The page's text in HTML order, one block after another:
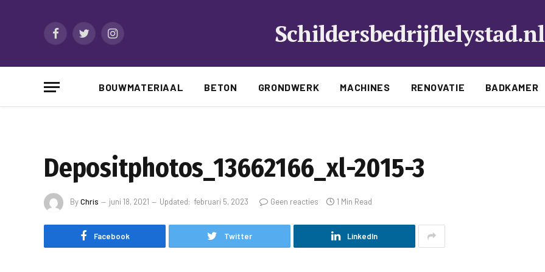
FacebookTwitterInstagram Schildersbedrijflelystad.nl
BOUWMATERIAAL BETON GRONDWERK MACHINES RENOVATIE BADKAMER
Depositphotos_13662166_xl-2015-3
ByChris juni 18, 2021 Updated: februari 5, 2023 Geen reacties 1 Min Read
Facebook Twitter LinkedIn